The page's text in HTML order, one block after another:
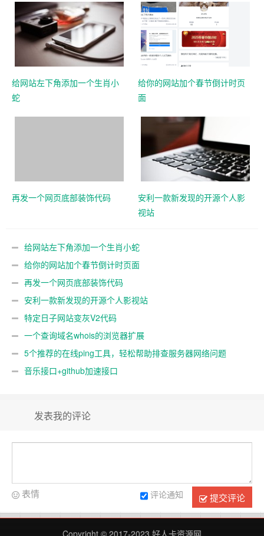
给网站左下角添加一个生肖小
蛇
给你的网站加个春节倒计时页
面
再发一个网页底部装饰代码
安利一款新发现的开源个人影
视站
给网站左下角添加一个生肖小蛇
给你的网站加个春节倒计时页面
再发一个网页底部装饰代码
安利一款新发现的开源个人影视站
特定日子网站变灰V2代码
一个查询域名whois的浏览器扩展
5个推荐的在线ping工具，轻松帮助排查服务器网络问题
音乐接口+github加速接口
发表我的评论
提交评论
评论通知
表情
Copyright © 2017-2023 好人卡资源网